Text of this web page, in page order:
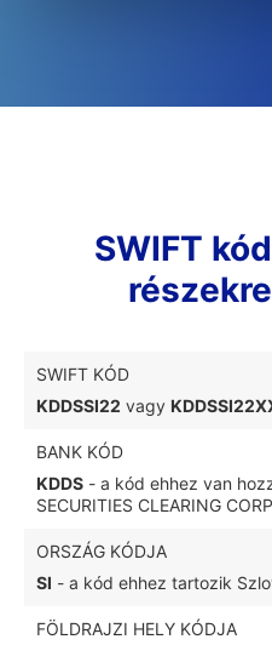
SWIFT
SWIFT KÓD
KDDSSI22 vagy
BANK KÓD
KDDS - a kód ehhez van
SECURITIES CLEARING
ORSZÁG KÓDJA
SI - a kód ehhez tartozik
FÖLDRAJZI HELY KÓDJA